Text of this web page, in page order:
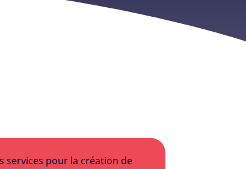
services pour la création de